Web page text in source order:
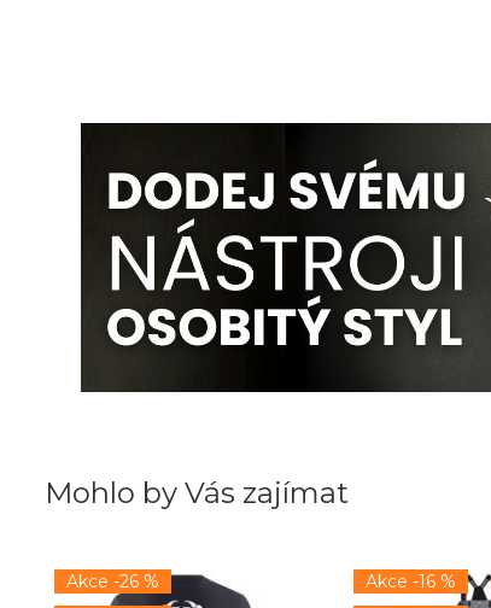
Mohlo by Vás zajímat
Akce -26 %
Akce -16 %